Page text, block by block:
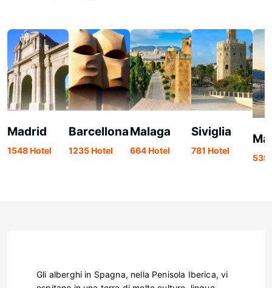
Madrid
1548 Hotel
Barcellona
1235 Hotel
Malaga
664 Hotel
Siviglia
781 Hotel
539
Gli alberghi in Spagna, nella Penisola Iberica, vi